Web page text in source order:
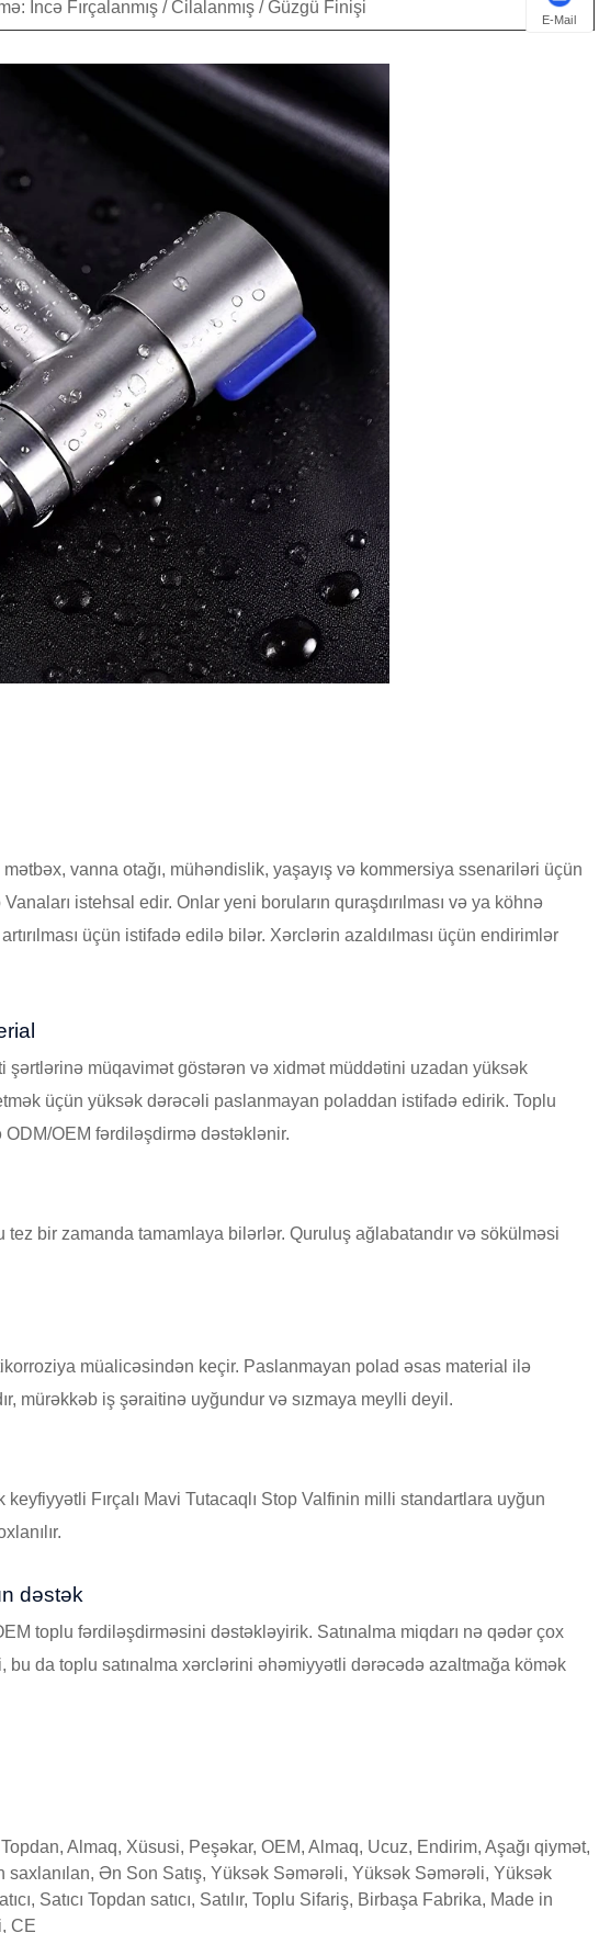
İncə Fırçalanmış / Cilalanmış / Güzgü Finişi
vanna otağı, mühəndislik, yaşayış və kommersiya ssenariləri üçün
istehsal edir. Onlar yeni boruların quraşdırılması və ya köhnə
üçün istifadə edilə bilər. Xərclərin azaldılması üçün endirimlər
şərtlərinə müqavimət göstərən və xidmət müddətini uzadan yüksək
üçün yüksək dərəcəli paslanmayan poladdan istifadə edirik. Toplu
OEM fərdiləşdirmə dəstəklənir.
bir zamanda tamamlaya bilərlər. Quruluş ağlabatandır və sökülməsi
müalicəsindən keçir. Paslanmayan polad əsas material ilə
mürəkkəb iş şəraitinə uyğundur və sızmaya meylli deyil.
Fırçalı Mavi Tutacaqlı Stop Valfinin milli standartlara uyğun
dəstək
toplu fərdiləşdirməsini dəstəkləyirik. Satınalma miqdarı nə qədər çox
da toplu satınalma xərclərini əhəmiyyətli dərəcədə azaltmağa kömək
Almaq, Xüsusi, Peşəkar, OEM, Almaq, Ucuz, Endirim, Aşağı qiymət,
Ən Son Satış, Yüksək Səmərəli, Yüksək Səmərəli, Yüksək
Satıcı Topdan satıcı, Satılır, Toplu Sifariş, Birbaşa Fabrika, Made in
CE
E-Mail